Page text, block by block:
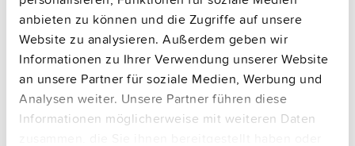
anbieten zu können und die Zugriffe auf unsere
Website zu analysieren. Außerdem geben wir
Informationen zu Ihrer Verwendung unserer Website
an unsere Partner für soziale Medien, Werbung und
Analysen weiter. Unsere Partner führen diese
Informationen möglicherweise mit weiteren Daten
Bitte beachten Sie, dass nur eingeloggte Benutzer
Fragen stellen können.